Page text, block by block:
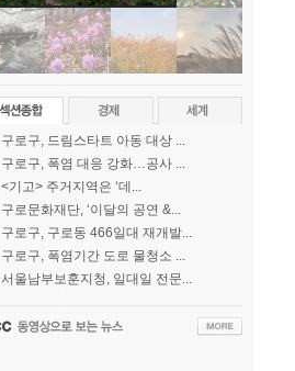
구로구, 드림스타트 아동 대상 ...
구로구, 폭염 대응 강화…공사 ...
<기고> 주거지역은 ‘데...
구로문화재단, ‘이달의 공연 &...
구로구, 구로동 466일대 재개발...
구로구, 폭염기간 도로 물청소 ...
서울남부보훈지청, 일대일 전문...